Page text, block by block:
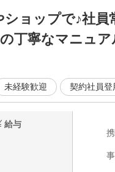
ショップで♪社
丁寧なマニュ
未経験歓迎 契約社員登
給与